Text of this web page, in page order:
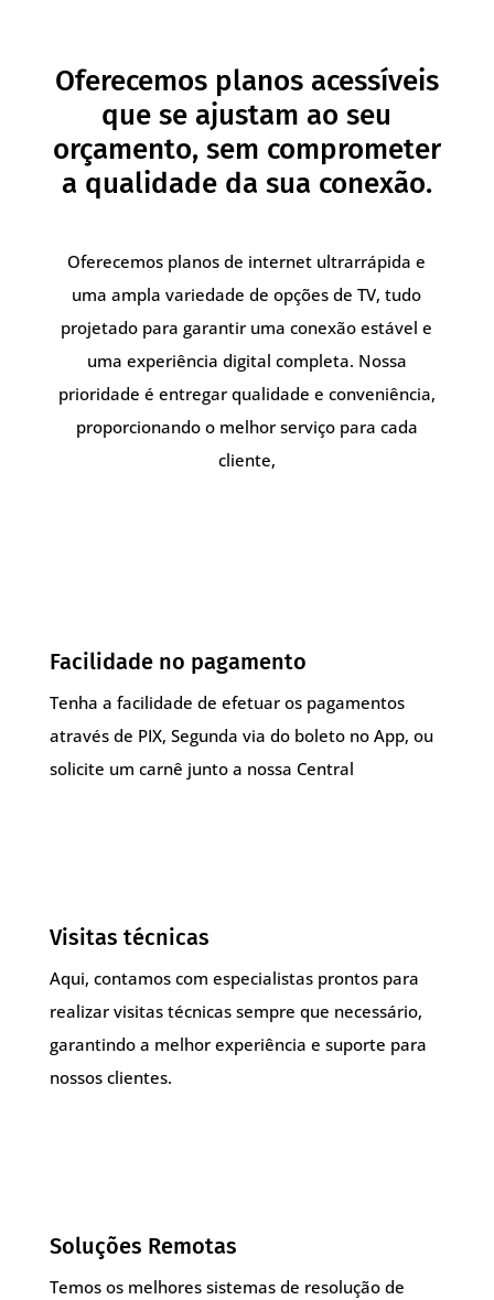
Oferecemos planos acessíveis
que se ajustam ao seu
orçamento, sem comprometer
a qualidade da sua conexão.
Oferecemos planos de internet ultrarrápida e
uma ampla variedade de opções de TV, tudo
projetado para garantir uma conexão estável e
uma experiência digital completa. Nossa
prioridade é entregar qualidade e conveniência,
proporcionando o melhor serviço para cada
cliente,
Facilidade no pagamento
Tenha a facilidade de efetuar os pagamentos
através de PIX, Segunda via do boleto no App, ou
solicite um carnê junto a nossa Central
Visitas técnicas
Aqui, contamos com especialistas prontos para
realizar visitas técnicas sempre que necessário,
garantindo a melhor experiência e suporte para
nossos clientes.
Soluções Remotas
Temos os melhores sistemas de resolução de